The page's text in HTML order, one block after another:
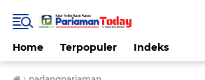
Home Terpopuler Indeks